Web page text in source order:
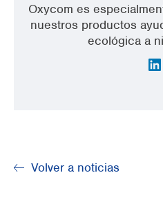
Oxycom es
nuestros productos
ecológica a
Volver a noticias